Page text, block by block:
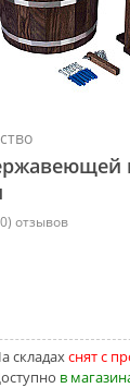
отзывов
складахcнят с
в